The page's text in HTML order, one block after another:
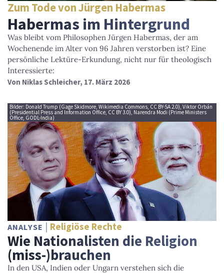
Zum Tode von Jürgen Habermas
Habermas im Hintergrund
Was bleibt vom Philosophen Jürgen Habermas, der am
Wochenende im Alter von 96 Jahren verstorben ist? Eine
persönliche Lektüre-Erkundung, nicht nur für theologisch
Interessierte:
Von Niklas Schleicher, 17. März 2026
Bilder: Donald Trump (Gage Skidmore, Wikimedia Commons, CC BY-SA 2.0), Viktor Orbán
(Presidential Press and Information Office, CC BY 3.0), Narendra Modi (Prime Ministers
Office, GODL-India)
ANALYSE Religiöse Rechte
Wie Nationalisten die Religion
(miss-)brauchen
In den USA, Indien oder Ungarn verstehen sich die